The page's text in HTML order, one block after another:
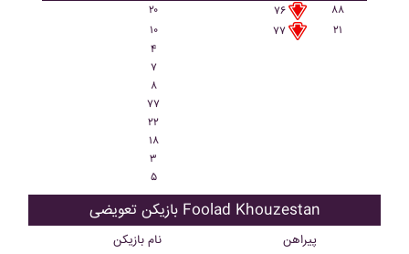
۲۰ ۷۶
۸۸
۱۰
۷۷
۲۱
۴
۷
۸
۷۷
۲۲
۱۸
۳
۵
بازیکن تعویضی Foolad Khouzestan
نام بازیکن پیراهن